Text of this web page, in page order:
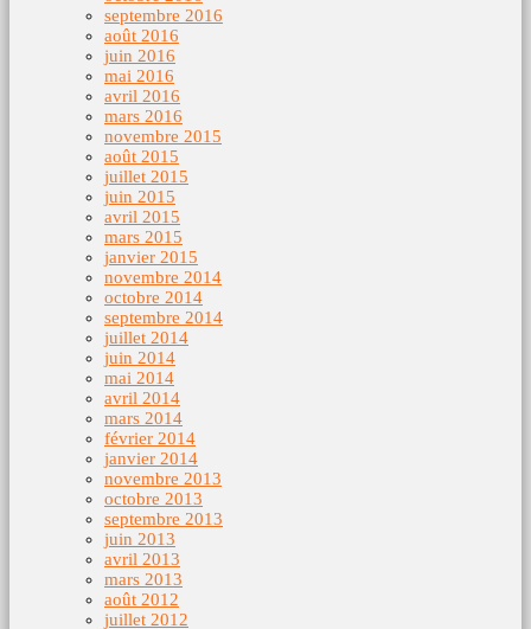
septembre 2016
août 2016
juin 2016
mai 2016
avril 2016
mars 2016
novembre 2015
août 2015
juillet 2015
juin 2015
avril 2015
mars 2015
janvier 2015
novembre 2014
octobre 2014
septembre 2014
juillet 2014
juin 2014
mai 2014
avril 2014
mars 2014
février 2014
janvier 2014
novembre 2013
octobre 2013
septembre 2013
juin 2013
avril 2013
mars 2013
août 2012
juillet 2012